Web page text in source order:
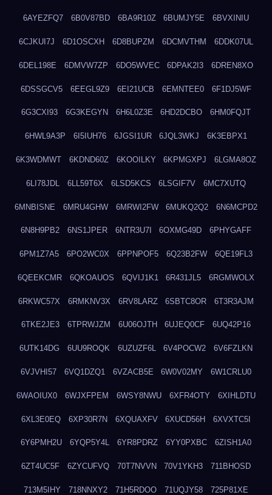
6AYEZFQ7 6B0V87BD 6BA9R10Z 6BUMJY5E 6BVXINIU
6CJKUI7J 6D1OSCXH 6D8BUPZM 6DCMVTHM 6DDK07UL
6DEL198E 6DMVW7ZP 6DO5WVEC 6DPAK2I3 6DREN8XO
6DSSGCV5 6EEGL9Z9 6EI21UCB 6EMNTEE0 6F1DJ5WF
6G3CXI93 6G3KEGYN 6H6L0Z3E 6HD2DCBO 6HM0FQJT
6HWL9A3P 6I5IUH76 6JGSI1UR 6JQL3WKJ 6K3EBPX1
6K3WDMWT 6KDND60Z 6KOOILKY 6KPMGXPJ 6LGMA8OZ
6LI78JDL 6LL59T6X 6LSD5KCS 6LSGIF7V 6MC7XUTQ
6MNBISNE 6MRU4GHW 6MRWI2FW 6MUKQ2Q2 6N6MCPD2
6N8H9PB2 6NS1JPER 6NTR3U7I 6OXMG49D 6PHYGAFF
6PM1Z7A5 6PO2WC0X 6PPNPOF5 6Q23B2FW 6QE19FL3
6QEEKCMR 6QKOAUOS 6QVIJ1K1 6R431JL5 6RGMWOLX
6RKWC57X 6RMKNV3X 6RV8LARZ 6SBTC8OR 6T3R3AJM
6TKE2JE3 6TPRWJZM 6U06OJTH 6UJEQ0CF 6UQ42P16
6UTK14DG 6UU9ROQK 6UZUZF6L 6V4POCW2 6V6FZLKN
6VJVHI57 6VQ1DZQ1 6VZACB5E 6W0V02MY 6W1CRLU0
6WAOIUX0 6WJXFPEM 6WSY8NWU 6XFR4OTY 6XIHLDTU
6XL3E0EQ 6XP30R7N 6XQUAXFV 6XUCD56H 6XVXTC5I
6Y6PMH2U 6YQP5Y4L 6YR8PDRZ 6YY0PXBC 6ZISH1A0
6ZT4UC5F 6ZYCUFVQ 70T7NVVN 70V1YKH3 711BHOSD
713M5IHY 718NNXY2 71H5RDOO 71UQJY58 725P81XE